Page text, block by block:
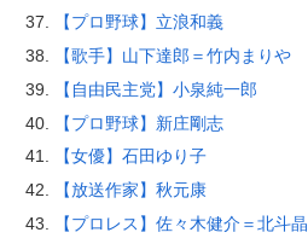
【プロ野球】立浪和義
【歌手】山下達郎＝竹内まりや
【自由民主党】小泉純一郎
【プロ野球】新庄剛志
【女優】石田ゆり子
【放送作家】秋元康
【プロレス】佐々木健介＝北斗晶